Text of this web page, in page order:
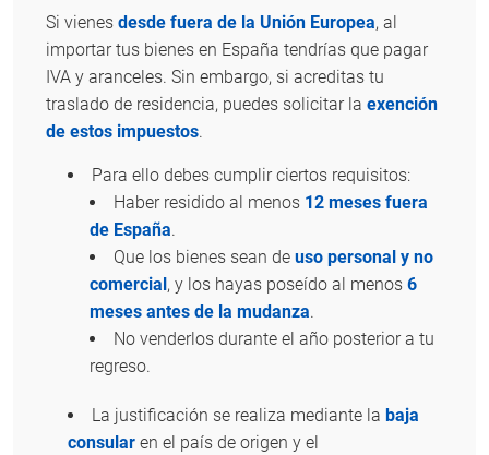
Si vienes desde fuera de la Unión Europea, al
importar tus bienes en España tendrías que pagar
IVA y aranceles. Sin embargo, si acreditas tu
traslado de residencia, puedes solicitar la exención
de estos impuestos.
Para ello debes cumplir ciertos requisitos:
Haber residido al menos 12 meses fuera
de España.
Que los bienes sean de uso personal y no
comercial, y los hayas poseído al menos 6
meses antes de la mudanza.
No venderlos durante el año posterior a tu
regreso.
La justificación se realiza mediante la baja
consular en el país de origen y el